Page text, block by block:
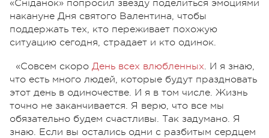
«Сніданок» попросил звезду поделиться эмоциями
накануне Дня святого Валентина, чтобы
поддержать тех, кто переживает похожую
ситуацию сегодня, страдает и кто одинок.
«Совсем скоро День всех влюбленных. И я знаю,
что есть много людей, которые будут праздновать
этот день в одиночестве. И я в том числе. Жизнь
точно не заканчивается. Я верю, что все мы
обязательно будем счастливы. Так задумано. Я
знаю. Если вы остались одни с разбитым сердцем